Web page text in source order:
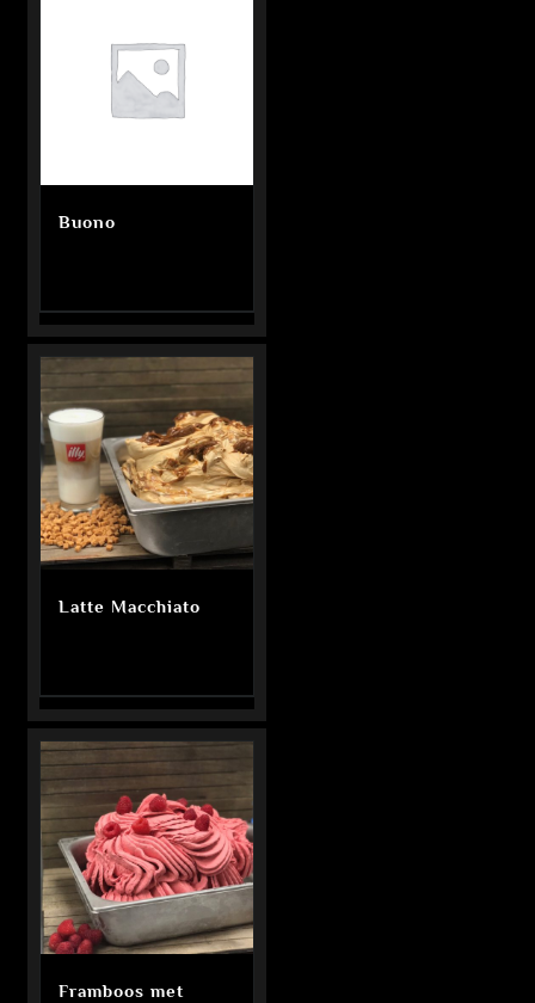
Buono
Latte Macchiato
Framboos met